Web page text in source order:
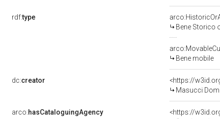
rdf:type
Bene Storico
Bene mobile
dc:creator
<https://
Masucci
arco:hasCataloguingAgency
<https://